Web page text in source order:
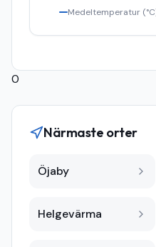
Medeltemperatur
0
Närmaste orter
Öjaby
Helgevärma